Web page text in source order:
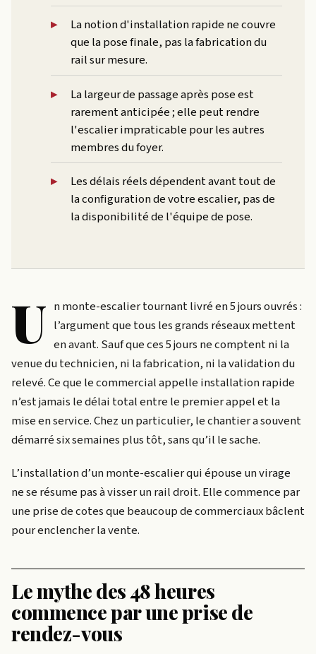
La notion d'installation rapide ne couvre
que la pose finale, pas la fabrication du
rail sur mesure.
La largeur de passage après pose est
rarement anticipée ; elle peut rendre
l'escalier impraticable pour les autres
membres du foyer.
Les délais réels dépendent avant tout de
la configuration de votre escalier, pas de
la disponibilité de l'équipe de pose.
U n monte-escalier tournant livré en 5 jours ouvrés :
l’argument que tous les grands réseaux mettent
en avant. Sauf que ces 5 jours ne comptent ni la
venue du technicien, ni la fabrication, ni la validation du
relevé. Ce que le commercial appelle installation rapide
n’est jamais le délai total entre le premier appel et la
mise en service. Chez un particulier, le chantier a souvent
démarré six semaines plus tôt, sans qu’il le sache.
L’installation d’un monte-escalier qui épouse un virage
ne se résume pas à visser un rail droit. Elle commence par
une prise de cotes que beaucoup de commerciaux bâclent
pour enclencher la vente.
Le mythe des 48 heures
commence par une prise de
rendez-vous